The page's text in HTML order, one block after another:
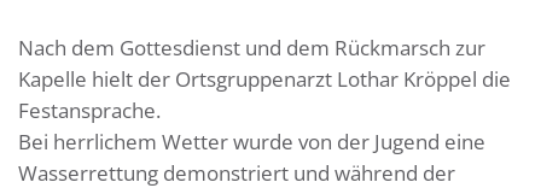
Nach dem Gottesdienst und dem Rückmarsch zur
Kapelle hielt der Ortsgruppenarzt Lothar Kröppel die
Festansprache.
Bei herrlichem Wetter wurde von der Jugend eine
Wasserrettung demonstriert und während der